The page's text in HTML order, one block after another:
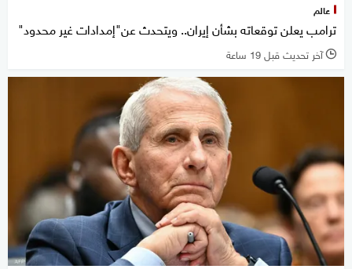
عالم
ترامب يعلن توقعاته بشأن إيران.. ويتحدث عن"إمدادات غير محدود"
l آخر تحديث قبل 19 ساعة